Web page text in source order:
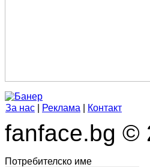
За нас Реклама Контакт
fanface.bg ©
Потребителско име